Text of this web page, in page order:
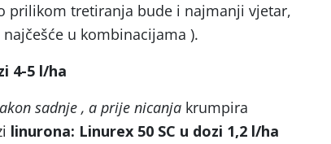
prilikom tretiranja bude i najmanji vjetar,
u kombinacijama ).
4-5 l/ha
sadnje , a prije nicanja krumpira
linurona: Linurex 50 SC u dozi 1,2 l/ha